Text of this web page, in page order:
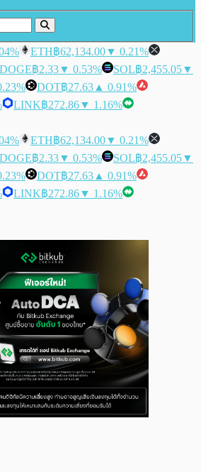
ETH฿62,134.00▼ 0.21%
DOGE฿2.33▼ 0.53% SOL฿2,455.05▼
DOT฿27.63 ▲ 0.91%
LINK฿272.86▼ 1.16%
ETH฿62,134.00▼ 0.21%
DOGE฿2.33▼ 0.53% SOL฿2,455.05▼
DOT฿27.63 ▲ 0.91%
LINK฿272.86▼ 1.16%